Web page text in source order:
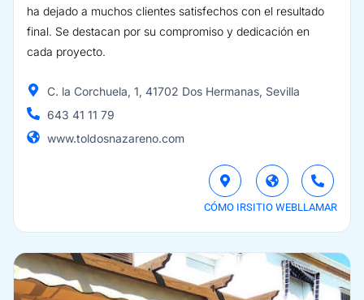
ha dejado a muchos clientes satisfechos con el resultado
final. Se destacan por su compromiso y dedicación en
cada proyecto.
C. la Corchuela, 1, 41702 Dos Hermanas, Sevilla
643 41 11 79
www.toldosnazareno.com
CÓMO IRSITIO WEBLLAMAR